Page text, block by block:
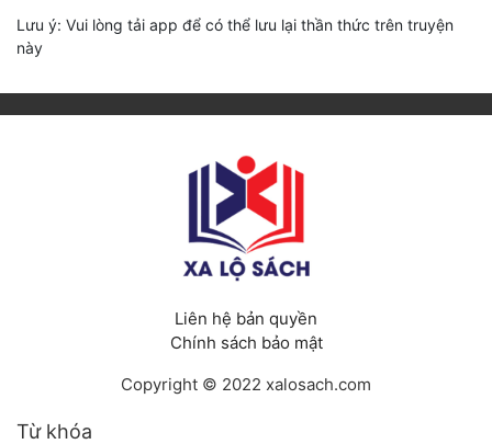
Lưu ý: Vui lòng tải app để có thể lưu lại thần thức trên truyện
này
Liên hệ bản quyền
Chính sách bảo mật
Copyright © 2022 xalosach.com
Từ khóa